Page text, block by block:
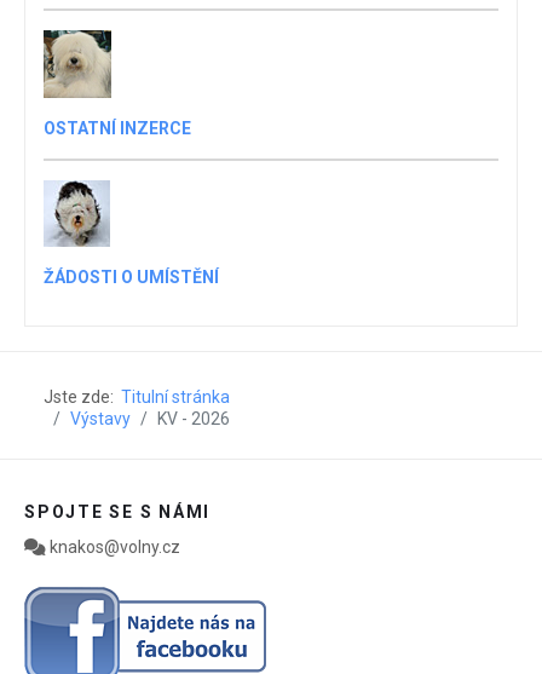
OSTATNÍ INZERCE
ŽÁDOSTI O UMÍSTĚNÍ
Jste zde: Titulní stránka
Výstavy
KV - 2026
SPOJTE SE S NÁMI
knakos@volny.cz